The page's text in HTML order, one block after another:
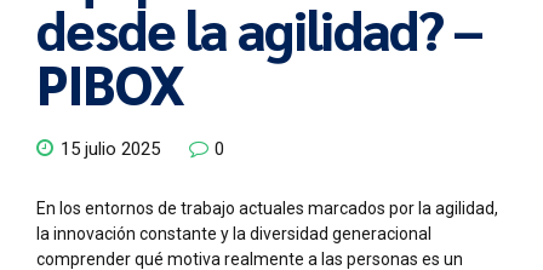
desde la agilidad? –
PIBOX
15 julio 2025 0
En los entornos de trabajo actuales marcados por la agilidad,
la innovación constante y la diversidad generacional
comprender qué motiva realmente a las personas es un